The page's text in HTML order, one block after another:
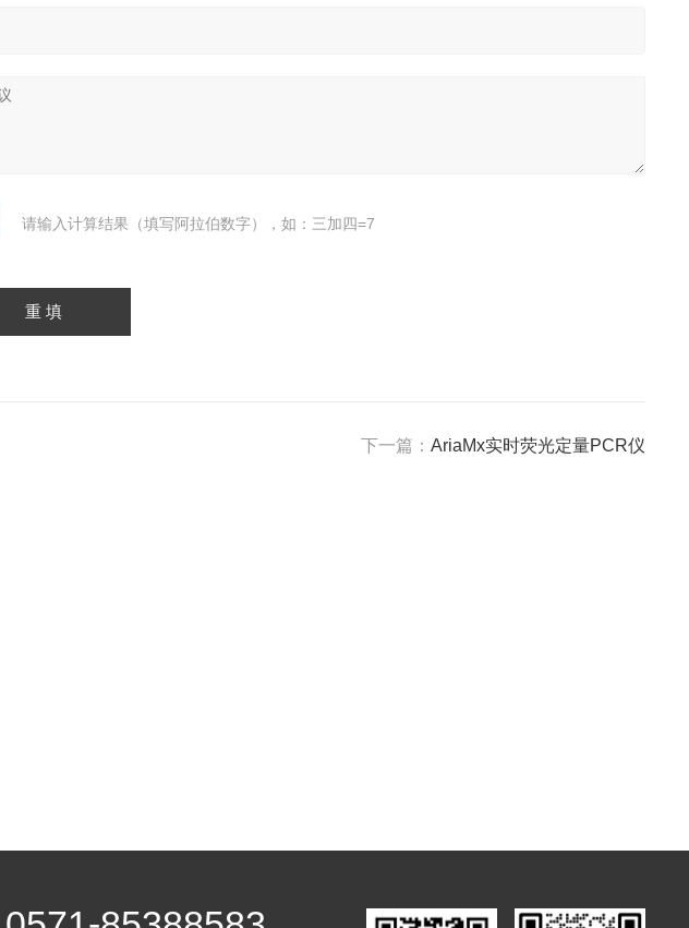
请输入计算结果（填写阿拉伯数字），如：三加四=7
下一篇： AriaMx实时荧光定量PCR仪